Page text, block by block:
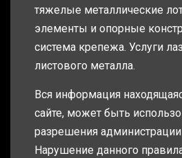
тяжелые металлические
элементы и опорные
система крепежа. Услуги
листового металла.
Вся информация
сайте, может быть
разрешения администрации
Нарушение данного